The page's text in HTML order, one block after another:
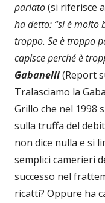
parlato(si riferisce
ha detto: “sì è molto
troppo. Se è troppo
capisce perché è
Gabanelli(Report
Tralasciamo la
Grillo che nel 1998
sulla truffa del
non dice nulla e si
semplici camerieri
successo nel
ricatti? Oppure ha